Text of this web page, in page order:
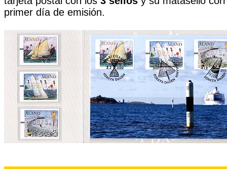
primer día de emisión.